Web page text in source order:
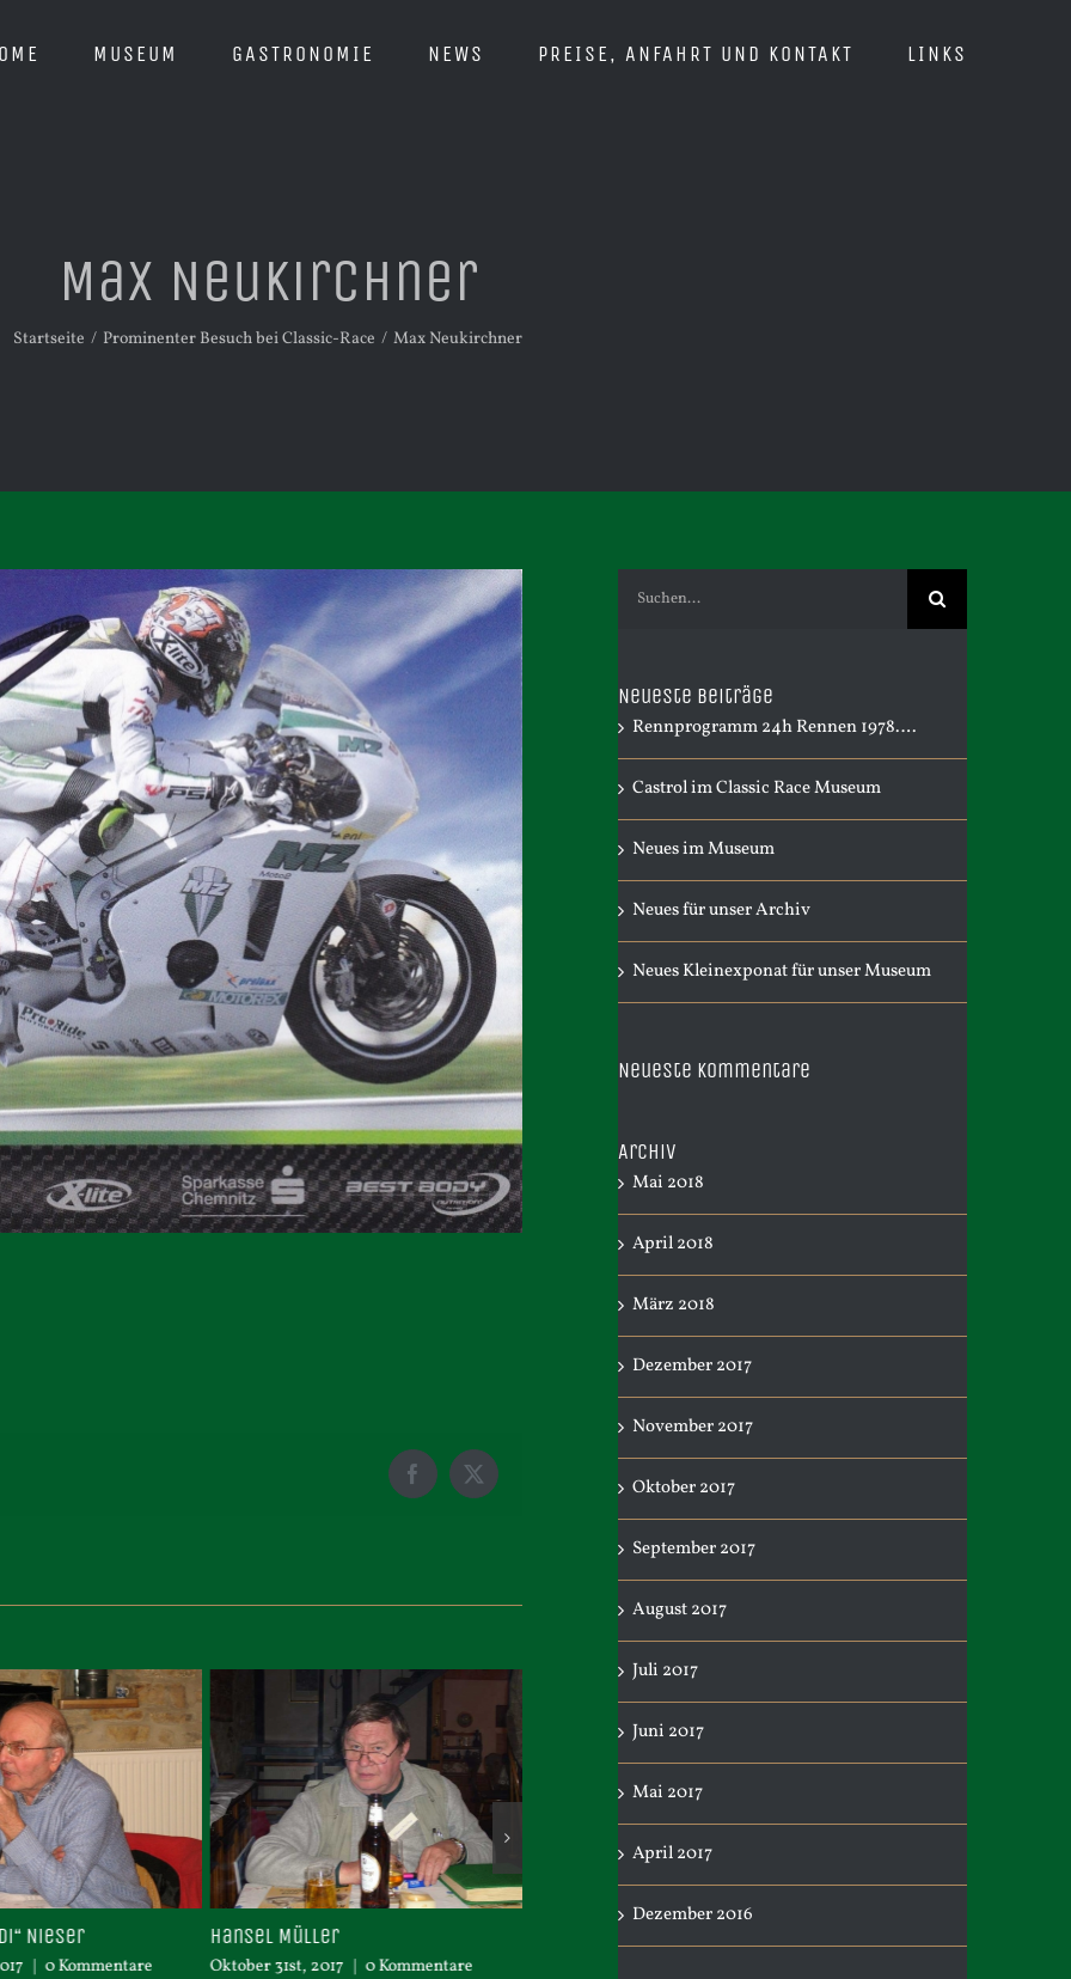
MUSEUM GASTRONOMIE NEWS PREISE, ANFAHRT UND KONTAKT LINKS
Max Neukirchner
Startseite Prominenter Besuch bei Classic-Race Max Neukirchner
Facebook
X
2017 | 0 Kommentare
Eberhard „Hardy“ Weber zu Besuch
bei Classic Race
Neueste Beiträge
Rennprogramm 24h Rennen 1978….
Castrol im Classic Race Museum
Neues im Museum
Neues für unser Archiv
Neues Kleinexponat für unser Museum
Neueste Kommentare
Archiv
Mai 2018
April 2018
März 2018
Dezember 2017
November 2017
Oktober 2017
September 2017
August 2017
Juli 2017
Juni 2017
Mai 2017
April 2017
Dezember 2016